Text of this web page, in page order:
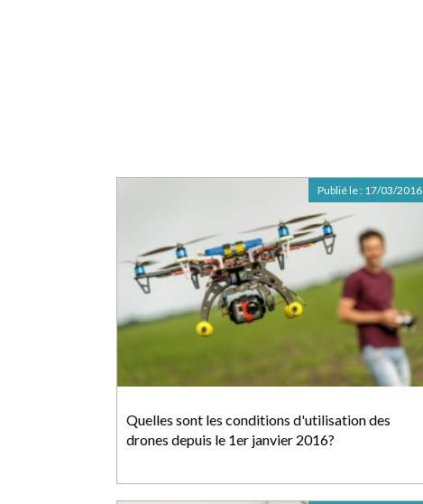
Quelles sont les conditions d'utilisation des
drones depuis le 1er janvier 2016?
Publié le : 17/03/2016